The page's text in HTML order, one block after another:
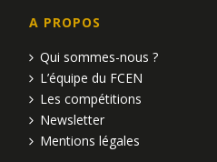
A PROPOS
Qui sommes-nous ?
L’équipe du FCEN
Les compétitions
Newsletter
Mentions légales